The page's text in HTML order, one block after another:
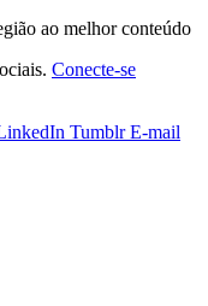
ao melhor conteúdo
Conecte-se
Tumblr E-mail